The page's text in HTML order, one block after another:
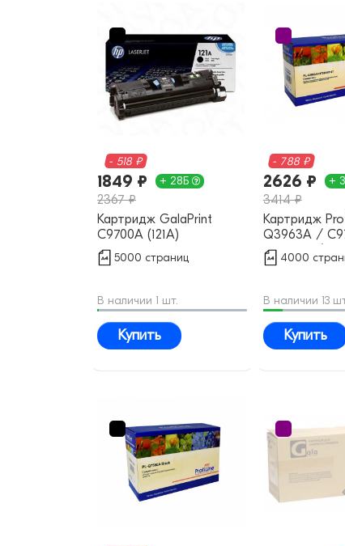
- 518 ₽
1849 ₽ + 28Б
2367 ₽
Картридж GalaPrint
C9700A (121A)
совместимый
5000 страниц
В наличии 1 шт.
Купить
- 788 ₽
2626 ₽ +
3414 ₽
Картридж
Q3963A /
Q3973A / EP-
совместимый
4000
В наличии 13
Купить